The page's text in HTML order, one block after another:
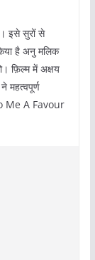
इसे सुरों से
है अनु मलिक
फ़िल्म में अक्षय
महत्वपूर्ण
Me A Favour